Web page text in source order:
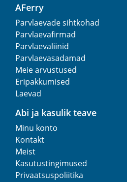
AFerry
Parvlaevade sihtkohad
Parvlaevafirmad
Parvlaevaliinid
Parvlaevasadamad
Meie arvustused
Eripakkumised
Laevad
Abi ja kasulik teave
Minu konto
Kontakt
Meist
Kasutustingimused
Privaatsuspoliitika